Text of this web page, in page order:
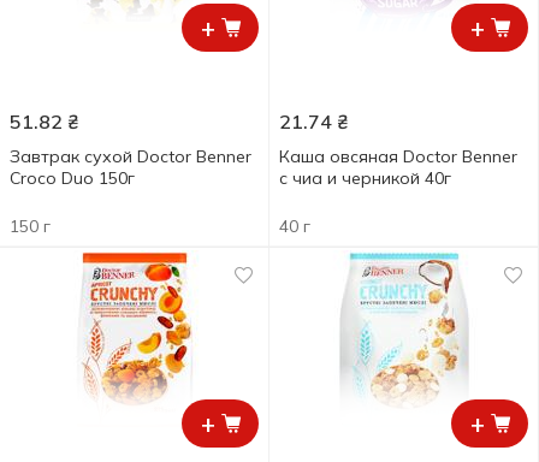
+
51.82 ₴
Завтрак сухой Doctor Benner
Croco Duo 150г
150 г
+
21.74 ₴
Каша овсяная Doctor Benner
с чиа и черникой 40г
40 г
+ +